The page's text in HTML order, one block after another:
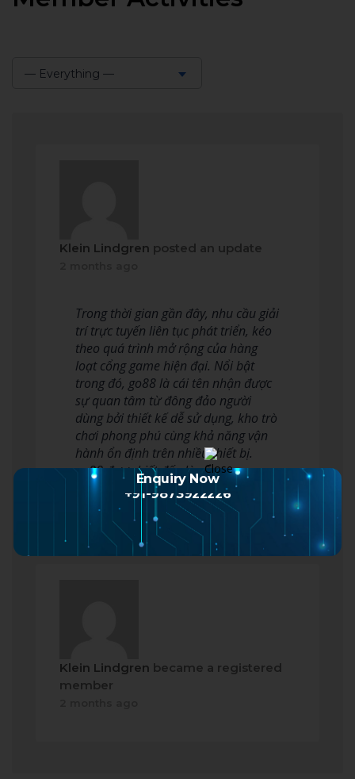
— Everything —
Klein Lindgren posted an update
Trong thời gian gần đây, nhu cầu giải
trí trực tuyến liên tục phát triển, kéo
theo quá trình mở rộng của hàng
loạt cổng game hiện đại. Nổi bật
trong đó, go88 là cái tên nhận được
sự quan tâm từ đông đảo người
dùng bởi thiết kế dễ sử dụng, kho trò
chơi phong phú cùng khả năng vận
hành ổn định trên nhiều thiết bị.
go88 được biết đến là cổng g…
Read more
Klein Lindgren became a registered
member
Enquiry Now
+91-9873922226